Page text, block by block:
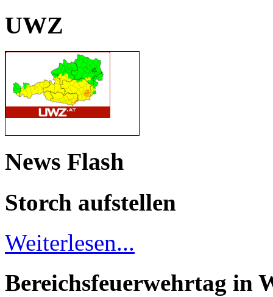
UWZ
News Flash
Storch aufstellen
Weiterlesen...
Bereichsfeuerwehrtag in